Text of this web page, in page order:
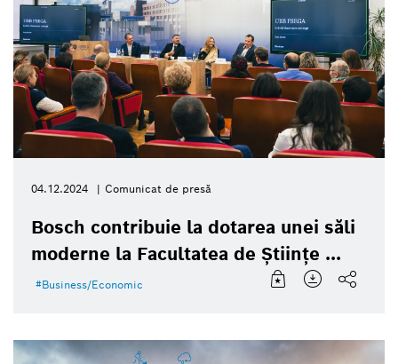
04.12.2024 Comunicat de presă
Bosch contribuie la dotarea unei săli
moderne la Facultatea de Științe ...
Business/Economic